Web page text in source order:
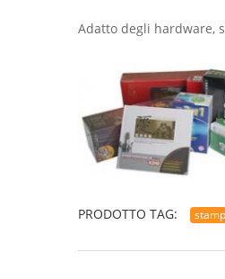
Adatto degli hardware,
PRODOTTO TAG: